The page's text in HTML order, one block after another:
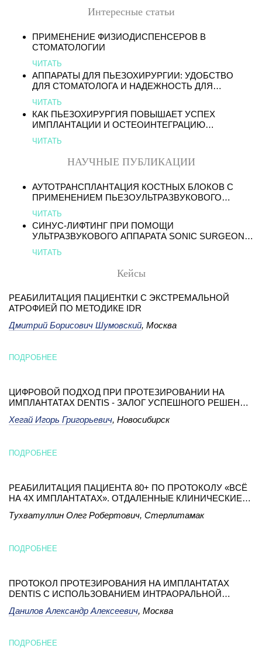
Интересные статьи
ПРИМЕНЕНИЕ ФИЗИОДИСПЕНСЕРОВ В
СТОМАТОЛОГИИ
ЧИТАТЬ
АППАРАТЫ ДЛЯ ПЬЕЗОХИРУРГИИ: УДОБСТВО
ДЛЯ СТОМАТОЛОГА И НАДЕЖНОСТЬ ДЛЯ
ПАЦИЕНТА
ЧИТАТЬ
КАК ПЬЕЗОХИРУРГИЯ ПОВЫШАЕТ УСПЕХ
ИМПЛАНТАЦИИ И ОСТЕОИНТЕГРАЦИЮ
ИМПЛАНТАТОВ
ЧИТАТЬ
НАУЧНЫЕ ПУБЛИКАЦИИ
АУТОТРАНСПЛАНТАЦИЯ КОСТНЫХ БЛОКОВ С
ПРИМЕНЕНИЕМ ПЬЕЗОУЛЬТРАЗВУКОВОГО
ИНСТРУМЕНТА
ЧИТАТЬ
СИНУС-ЛИФТИНГ ПРИ ПОМОЩИ
УЛЬТРАЗВУКОВОГО АППАРАТА SONIC SURGEON
300 ДЛЯ ЧЛХ
ЧИТАТЬ
Кейсы
РЕАБИЛИТАЦИЯ ПАЦИЕНТКИ С ЭКСТРЕМАЛЬНОЙ
АТРОФИЕЙ ПО МЕТОДИКЕ IDR
Дмитрий Борисович Шумовский, Москва
ПОДРОБНЕЕ
ЦИФРОВОЙ ПОДХОД ПРИ ПРОТЕЗИРОВАНИИ НА
ИМПЛАНТАТАХ DENTIS - ЗАЛОГ УСПЕШНОГО РЕШЕНИЯ
Хегай Игорь Григорьевич, Новосибирск
ПОДРОБНЕЕ
РЕАБИЛИТАЦИЯ ПАЦИЕНТА 80+ ПО ПРОТОКОЛУ «ВСЁ
НА 4Х ИМПЛАНТАТАХ». ОТДАЛЕННЫЕ КЛИНИЧЕСКИЕ
Тухватуллин Олег Робертович, Стерлитамак
ПОДРОБНЕЕ
ПРОТОКОЛ ПРОТЕЗИРОВАНИЯ НА ИМПЛАНТАТАХ
DENTIS С ИСПОЛЬЗОВАНИЕМ ИНТРАОРАЛЬНОЙ
ДЕСНЫ ОТ DENTIS
Данилов Александр Алексеевич, Москва
ПОДРОБНЕЕ